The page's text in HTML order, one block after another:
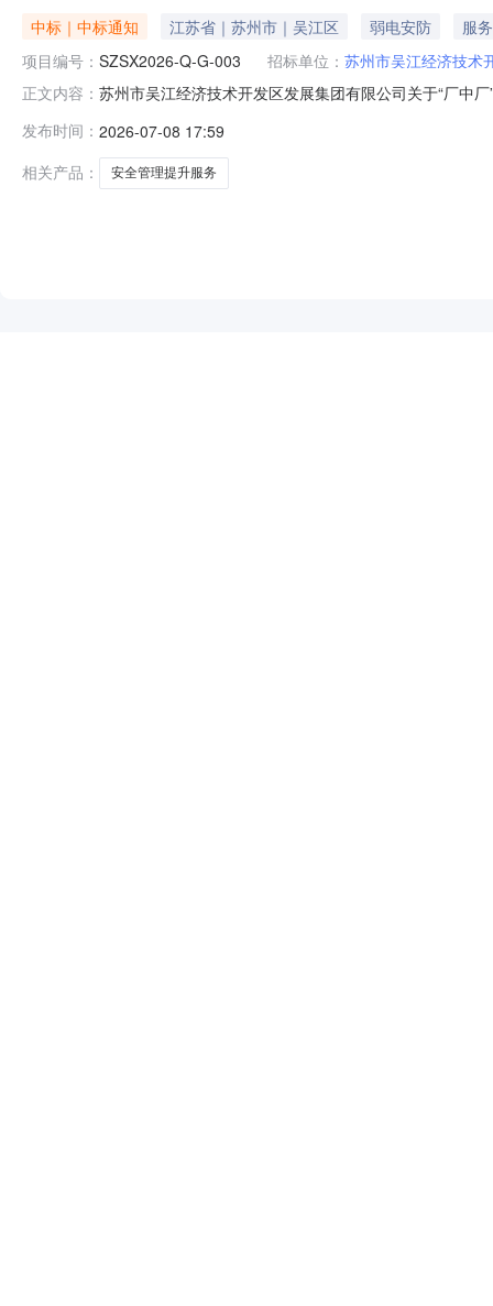
中标｜中标通知 江苏省｜苏州市｜吴江区 弱电安防
服务
项目编号： SZSX2026-Q-G-003 招标单位： 苏州市吴江经济技术
正文内容： 苏州市吴江经济技术开发区发展集团有限公司关于“厂中
理提升服务项目三、中标信息：中标单位：苏州正成安
元）四、评审委
发布时间： 2026-07-08 17:59
相关产品：
安全管理提升服务